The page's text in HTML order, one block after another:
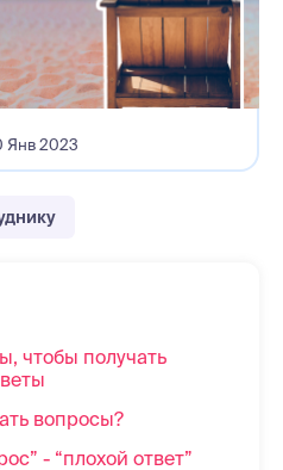
Янв 2023
чтобы получать
вопросы?
- “плохой ответ”